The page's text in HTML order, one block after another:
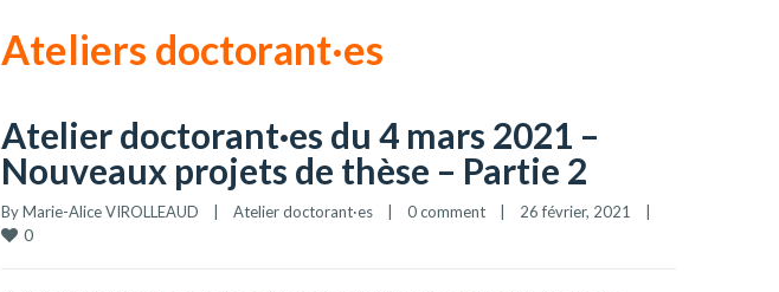
Ateliers doctorant·es
Atelier doctorant·es du 4 mars 2021 –
Nouveaux projets de thèse – Partie 2
By Marie-Alice VIROLLEAUD Atelier doctorant·es 0 comment 26 février, 2021
0